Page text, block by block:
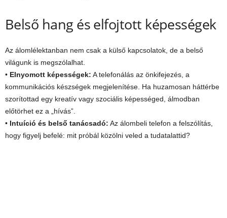
Belső hang és elfojtott képességek
Az álomlélektanban nem csak a külső kapcsolatok, de a belső
világunk is megszólalhat.
• Elnyomott képességek: A telefonálás az önkifejezés, a
kommunikációs készségek megjelenítése. Ha huzamosan háttérbe
szorítottad egy kreatív vagy szociális képességed, álmodban
előtörhet ez a „hívás”.
• Intuíció és belső tanácsadó: Az álombeli telefon a felszólítás,
hogy figyelj befelé: mit próbál közölni veled a tudatalattid?